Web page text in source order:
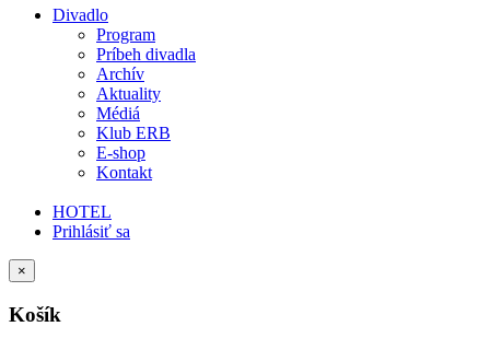
Divadlo
Program
Príbeh divadla
Archív
Aktuality
Médiá
Klub ERB
E-shop
Kontakt
HOTEL
Prihlásiť sa
×
Košík